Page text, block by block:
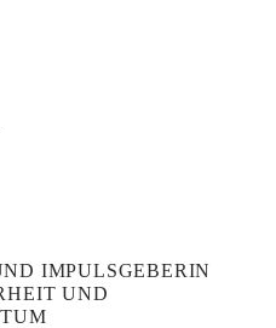
IMPULSGEBERIN
UND